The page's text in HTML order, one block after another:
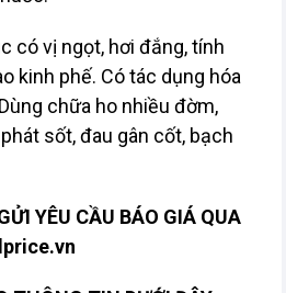
có vị ngọt, hơi đắng, tính
kinh phế. Có tác dụng hóa
chữa ho nhiều đờm,
sốt, đau gân cốt, bạch
YÊU CẦU BÁO GIÁ QUA